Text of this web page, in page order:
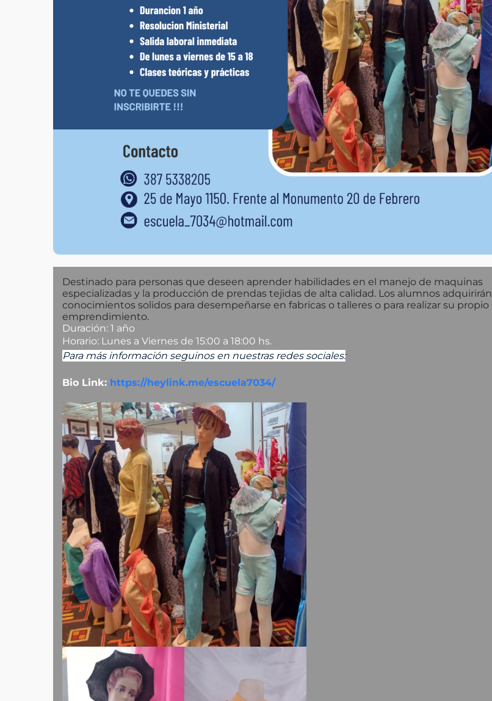
Destinado para personas que deseen aprender habilidades en el manejo de maquinas
especializadas y la producción de prendas tejidas de alta calidad. Los alumnos adquirirán
conocimientos solidos para desempeñarse en fabricas o talleres o para realizar su propio
emprendimiento.
Duración: 1 año
Horario: Lunes a Viernes de 15:00 a 18:00 hs.
Para más información seguinos en nuestras redes sociales:
Bio Link: https://heylink.me/escuela7034/